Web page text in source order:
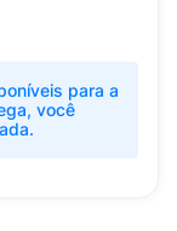
para a
você